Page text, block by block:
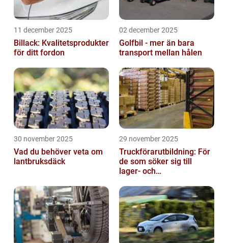
11 december 2025
Billack: Kvalitetsprodukter
för ditt fordon
02 december 2025
Golfbil - mer än bara
transport mellan hålen
30 november 2025
Vad du behöver veta om
lantbruksdäck
29 november 2025
Truckförarutbildning: För
de som söker sig till
lager- och